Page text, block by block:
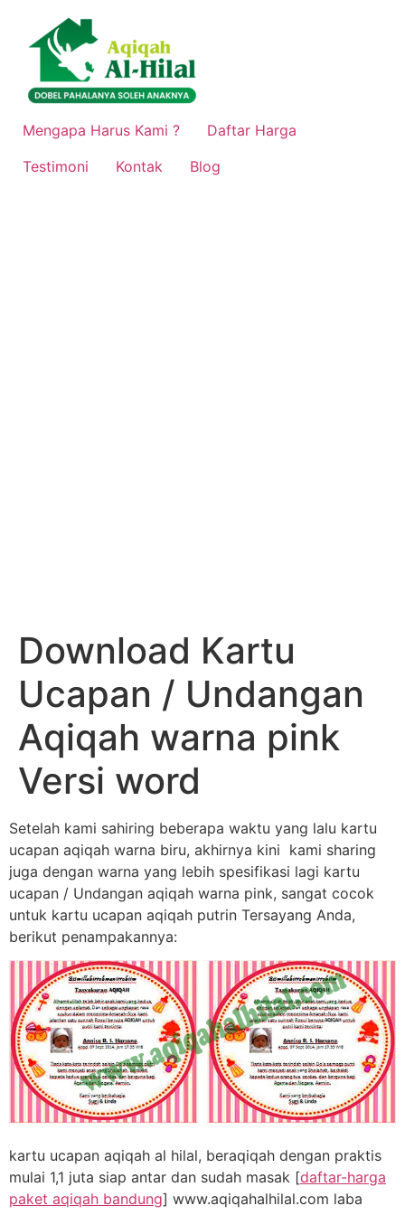
konten
Mengapa Harus Kami ?
Daftar Harga
Testimoni
Kontak Blog
Download Kartu
Ucapan / Undangan
Aqiqah warna pink
Versi word
Setelah kami sahiring beberapa waktu yang lalu kartu
ucapan aqiqah warna biru, akhirnya kini kami sharing
juga dengan warna yang lebih spesifikasi lagi kartu
ucapan / Undangan aqiqah warna pink, sangat cocok
untuk kartu ucapan aqiqah putrin Tersayang Anda,
berikut penampakannya:
kartu ucapan aqiqah al hilal, beraqiqah dengan praktis
mulai 1,1 juta siap antar dan sudah masak [daftar-harga
paket aqiqah bandung] www.aqiqahalhilal.com laba